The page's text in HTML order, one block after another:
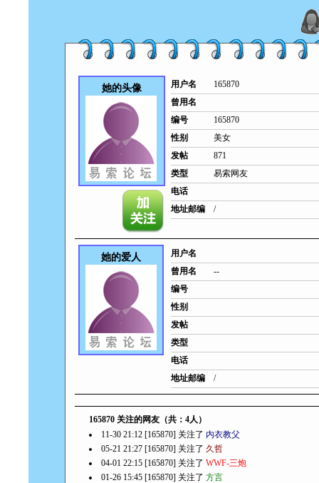
她的头像 用户名
165870
曾用名
编号
165870
性别
美女
发帖
871
类型
易索网友
电话
地址邮编
/
她的爱人
用户名
曾用名
--
编号
性别
发帖
类型
电话
地址邮编
/
165870 关注的网友（共：4人）
11-30 21:12 [165870] 关注了 内衣教父
05-21 21:27 [165870] 关注了 久哲
04-01 22:15 [165870] 关注了 WWF-三炮
01-26 15:45 [165870] 关注了 方言